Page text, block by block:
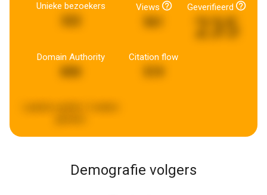
Unieke bezoekers Views Geverifieerd
235
Domain Authority Citation flow
Demografie volgers